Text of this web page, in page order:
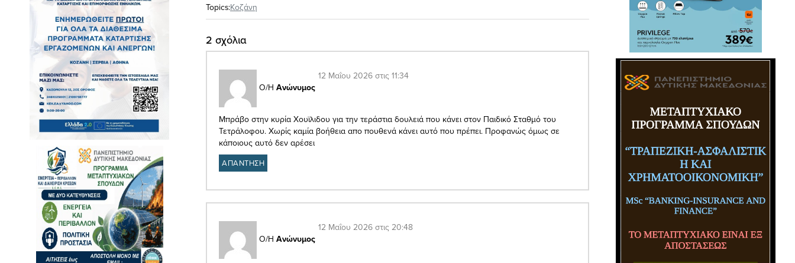
Topics:Κοζάνη
2 σχόλια
Ο/Η Ανώνυμος
12 Μαΐου 2026 στις 11:34
Μπράβο στην κυρία Χουϊλιδου για την τεράστια δουλειά που κάνει στον Παιδικό Σταθμό του
Τετράλοφου. Χωρίς καμία βοήθεια απο πουθενά κάνει αυτό που πρέπει. Προφανώς όμως σε
κάποιους αυτό δεν αρέσει
ΑΠΑΝΤΗΣΗ
Ο/Η Ανώνυμος
12 Μαΐου 2026 στις 20:48